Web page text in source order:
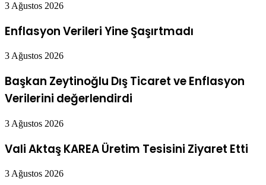
3 Ağustos 2026
Enflasyon Verileri Yine Şaşırtmadı
3 Ağustos 2026
Başkan Zeytinoğlu Dış Ticaret ve Enflasyon
Verilerini değerlendirdi
3 Ağustos 2026
Vali Aktaş KAREA Üretim Tesisini Ziyaret Etti
3 Ağustos 2026